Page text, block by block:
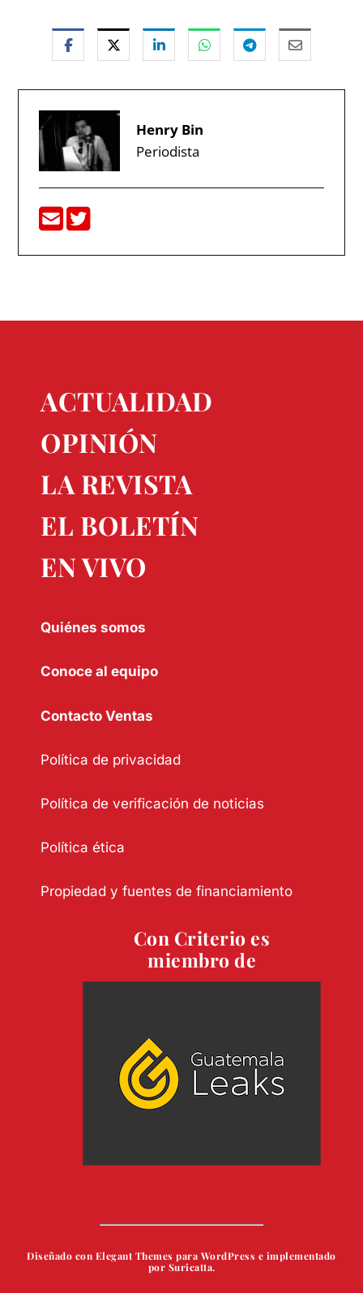
Henry Bin
Periodista
ACTUALIDAD
OPINIÓN
LA REVISTA
EL BOLETÍN
EN VIVO
Quiénes somos
Conoce al equipo
Contacto Ventas
Política de privacidad
Política de verificación de noticias
Política ética
Propiedad y fuentes de financiamiento
Con Criterio es
miembro de
Diseñado con Elegant Themes para WordPress e implementado
por Suricatta.